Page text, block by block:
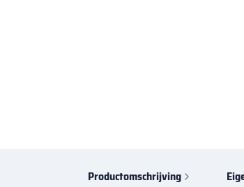
Productomschrijving